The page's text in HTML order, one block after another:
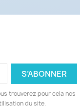
trouverez pour cela nos
du site.